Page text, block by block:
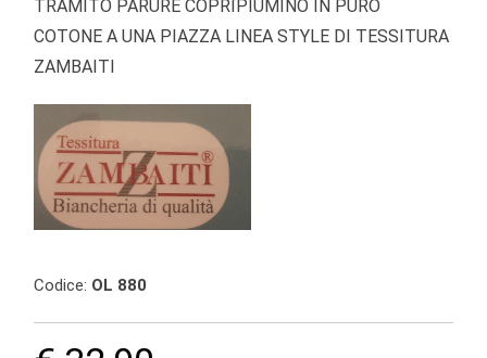
TRAMITO PARURE COPRIPIUMINO IN PURO
COTONE A UNA PIAZZA LINEA STYLE DI TESSITURA
ZAMBAITI
Codice: OL 880